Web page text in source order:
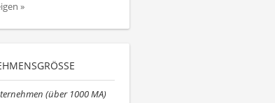
»
(über 1000 MA)